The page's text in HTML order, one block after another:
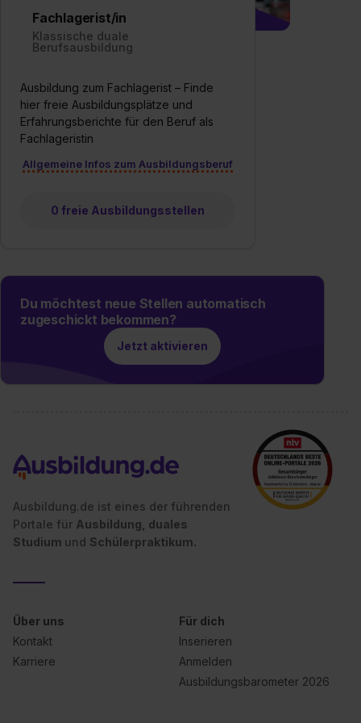
zur Übermittlung deiner Daten in die USA (Art. 49 Abs. 1
S. 1 lit. a) DS-GVO). Die USA verfügen über kein
angemessenes Datenschutzniveau (EuGH – Schrems
Wirkung für die Zukunft ganz oder teilweise über unsere
Datenschutzerklärung unter dem Punkt „Datenschutz-
Einstellungen“ widerrufen. Weitere Informationen zu den
einzelnen Cookies findest du durch Klick auf „Details
zeigen“. Weitere Informationen:
Datenschutzerklärung
Impressum.
Fachlagerist/in
Klassische duale
Berufsausbildung
Ausbildung zum Fachlagerist – Finde
hier freie Ausbildungsplätze und
Erfahrungsberichte für den Beruf als
Fachlageristin
Allgemeine Infos zum Ausbildungsberuf
0 freie Ausbildungsstellen
Du möchtest neue Stellen automatisch
zugeschickt bekommen?
Jetzt aktivieren
Ausbildung.de ist eines der führenden
Portale für Ausbildung, duales
Studium und Schülerpraktikum.
Über uns
Kontakt
Karriere
Für dich
Inserieren
Anmelden
Ausbildungsbarometer 2026